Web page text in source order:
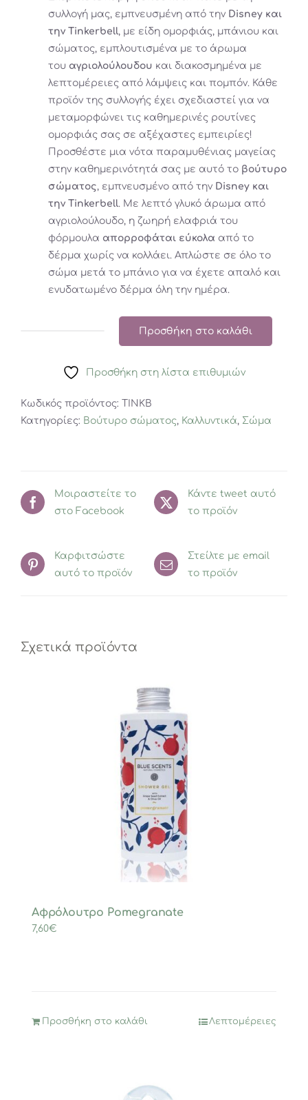
συλλογή μας, εμπνευσμένη από την Disney και
την Tinkerbell, με είδη ομορφιάς, μπάνιου και
σώματος, εμπλουτισμένα με το άρωμα
του αγριολούλουδου και διακοσμημένα με
λεπτομέρειες από λάμψεις και πομπόν. Κάθε
προϊόν της συλλογής έχει σχεδιαστεί για να
μεταμορφώνει τις καθημερινές ρουτίνες
ομορφιάς σας σε αξέχαστες εμπειρίες!
Προσθέστε μια νότα παραμυθένιας μαγείας
στην καθημερινότητά σας με αυτό το βούτυρο
σώματος, εμπνευσμένο από την Disney και
την Tinkerbell. Με λεπτό γλυκό άρωμα από
αγριολούλουδο, η ζωηρή ελαφριά του
φόρμουλα απορροφάται εύκολα από το
δέρμα χωρίς να κολλάει. Απλώστε σε όλο το
σώμα μετά το μπάνιο για να έχετε απαλό και
ενυδατωμένο δέρμα όλη την ημέρα.
ΣΩΜΑΤΟΣ
PIXIE
PERFECTION
ποσότητα
Προσθήκη στο καλάθι
Προσθήκη στη λίστα επιθυμιών
Κωδικός προϊόντος: ΤΙΝΚΒ
Κατηγορίες: Βούτυρο σώματος, Καλλυντικά, Σώμα
Μοιραστείτε το
στο Facebook
Κάντε tweet αυτό
το προϊόν
Καρφιτσώστε
αυτό το προϊόν
Στείλτε με email
το προϊόν
Σχετικά προϊόντα
Αφρόλουτρο Ρomegranate
7,60€
Προσθήκη στο καλάθι Λεπτομέρειες